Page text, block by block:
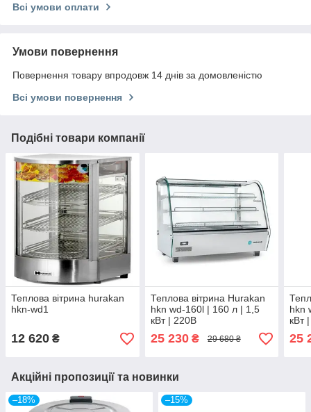
Всі умови оплати
Умови повернення
Повернення товару впродовж 14 днів за домовленістю
Всі умови повернення
Подібні товари компанії
Теплова вітрина hurakan
hkn-wd1
12 620 ₴
Теплова вітрина Hurakan
hkn wd-160l | 160 л | 1,5
кВт | 220В
25 230₴ 29 680 ₴
hkn
кВт
25
Акційні пропозиції та новинки
–18% –15%